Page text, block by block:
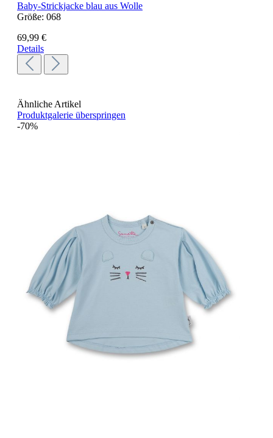
Baby-Strickjacke blau aus Wolle
Größe: 068
69,99 €
Details
Ähnliche Artikel
Produktgalerie überspringen
-70%